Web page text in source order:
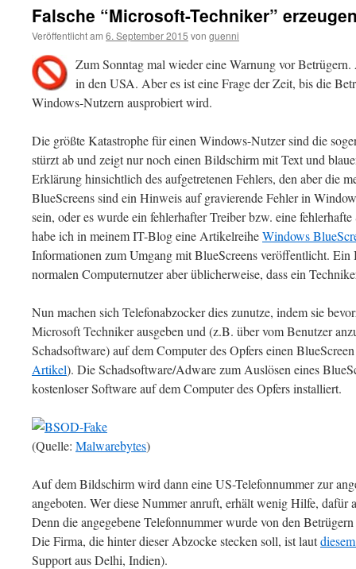
Falsche “Microsoft-Techniker”
Veröffentlicht am 6. September 2015 von guenni
Zum Sonntag mal wieder eine Warnung vor
in den USA. Aber es ist eine Frage der Zeit, bis die
Windows-Nutzern ausprobiert wird.
Die größte Katastrophe für einen Windows-Nutzer sind die
stürzt ab und zeigt nur noch einen Bildschirm mit Text und
Erklärung hinsichtlich des aufgetretenen Fehlers, den aber die
BlueScreens sind ein Hinweis auf gravierende Fehler in
sein, oder es wurde ein fehlerhafter Treiber bzw. eine
habe ich in meinem IT-Blog eine ArtikelreiheWindows
Informationen zum Umgang mit BlueScreens veröffentlicht. Ein
normalen Computernutzer aber üblicherweise, dass ein
Nun machen sich Telefonabzocker dies zunutze, indem sie
Microsoft Techniker ausgeben und (z.B. über vom Benutzer
Schadsoftware) auf dem Computer des Opfers einen
Artikel). Die Schadsoftware/Adware zum Auslösen eines
kostenloser Software auf dem Computer des Opfers installiert.
(Quelle: Malwarebytes)
Auf dem Bildschirm wird dann eine US-Telefonnummer zur
angeboten. Wer diese Nummer anruft, erhält wenig Hilfe, dafür
Denn die angegebene Telefonnummer wurde von den
Die Firma, die hinter dieser Abzocke stecken soll, ist laut
Support aus Delhi, Indien).